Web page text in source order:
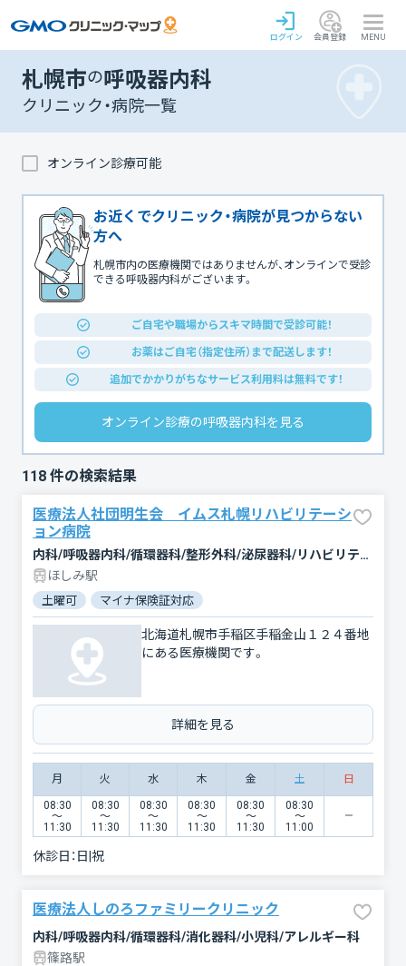
ログイン 会員登録 MENU
札幌市の呼吸器内科
クリニック・病院一覧
オンライン診療可能
お近くでクリニック・病院が見つからない
方へ
札幌市内の医療機関ではありませんが、オンラインで受診
できる呼吸器内科がございます。
ご自宅や職場からスキマ時間で受診可能！
お薬はご自宅（指定住所）まで配送します！
追加でかかりがちなサービス利用料は無料です！
オンライン診療の呼吸器内科を見る
118 件の検索結果
医療法人社団明生会 イムス札幌リハビリテーシ
ョン病院
内科/呼吸器内科/循環器科/整形外科/泌尿器科/リハビリテーション
ほしみ駅
土曜可 マイナ保険証対応
北海道札幌市手稲区手稲金山１２４番地
にある医療機関です。
詳細を見る
月 火 水 木 金 土 日
08:30
〜
11:30
08:30
〜
11:30
08:30
〜
11:30
08:30
〜
11:30
08:30
〜
11:30
08:30
〜
11:00
休診日： 日|祝
医療法人しのろファミリークリニック
内科/呼吸器内科/循環器科/消化器科/小児科/アレルギー科
篠路駅